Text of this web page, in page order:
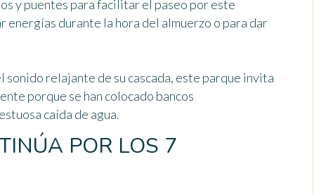
y puentes para facilitar el paseo por este
durante la hora del almuerzo o para dar
relajante de su cascada, este parque invita
porque se han colocado bancos
caída de agua.
POR LOS 7